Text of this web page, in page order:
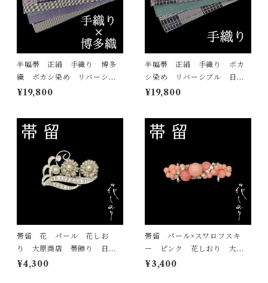
半幅帯 正絹 手織り 博多
織 ボカシ染め リバーシブ
ル 日本製 小袋帯 半巾帯
¥19,800
半幅帯 正絹 手織り ボカ
シ染め リバーシブル 日本
製 小袋帯 半巾帯
¥19,800
帯留 花 パール 花しお
り 大原商店 帯飾り 日本
製 和装小物
¥4,300
帯留 パール×スワロフスキ
ー ピンク 花しおり 大原
商店 帯飾り 日本製 和装
¥3,400